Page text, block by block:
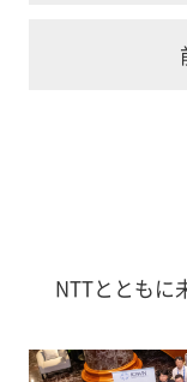
NTTとともに